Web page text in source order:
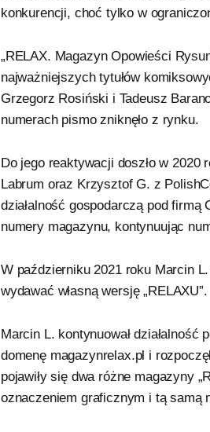
konkurencji, choć tylko w
„RELAX. Magazyn Opowieści
najważniejszych tytułów
Grzegorz Rosiński i Tadeusz
numerach pismo zniknęło z rynku.
Do jego reaktywacji doszło w 2020
Labrum oraz Krzysztof G. z
działalność gospodarczą pod firmą
numery magazynu, kontynuując
W październiku 2021 roku Marcin
wydawać własną wersję „RELAXU”.
Marcin L. kontynuował działalność
domenę magazynrelax.pl i
pojawiły się dwa różne magazyny
oznaczeniem graficznym i tą samą